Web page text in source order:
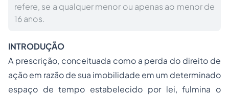
refere, se a qualquer menor ou apenas ao menor de
16 anos.
INTRODUÇÃO
A prescrição, conceituada como a perda do direito de
ação em razão de sua imobilidade em um determinado
espaço de tempo estabelecido por lei, fulmina o